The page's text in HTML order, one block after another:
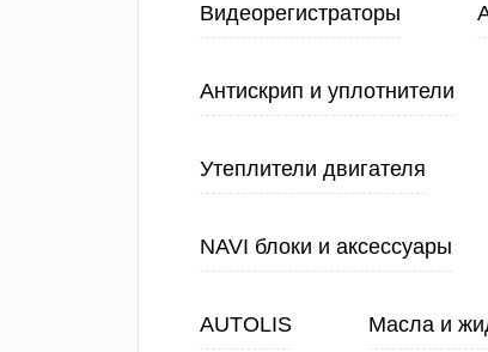
Видеорегистраторы
Антискрип и уплотнители
Утеплители двигателя
NAVI блоки и аксессуары
AUTOLIS Масла и